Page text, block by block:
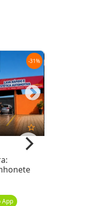
-31%
star_outline